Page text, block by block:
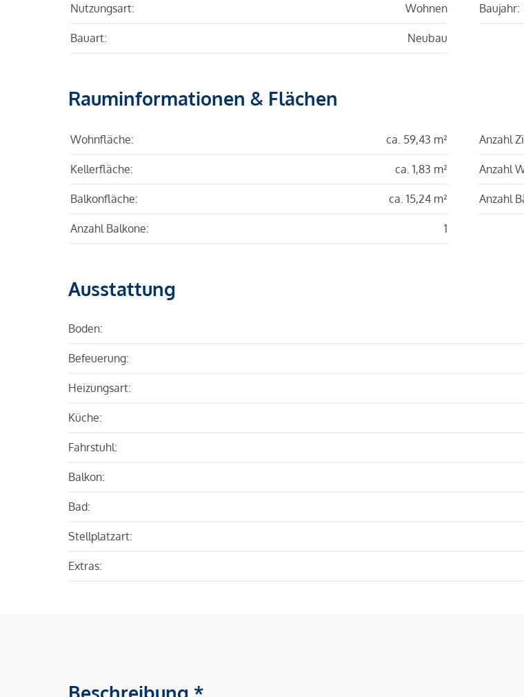
Nutzungsart: Wohnen
Bauart: Neubau
Baujahr:
Rauminformationen & Flächen
Wohnfläche: ca. 59,43 m²
Kellerfläche: ca. 1,83 m²
Balkonfläche: ca. 15,24 m²
Anzahl Balkone: 1
Anzahl
Anzahl
Anzahl
Ausstattung
Boden:
Befeuerung:
Heizungsart:
Küche:
Fahrstuhl:
Balkon:
Bad:
Stellplatzart:
Extras:
Beschreibung *